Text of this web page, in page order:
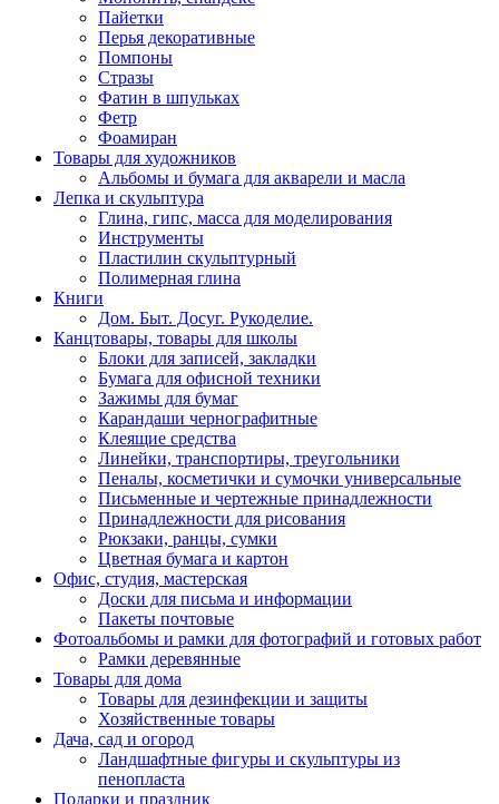
Пайетки
Перья декоративные
Помпоны
Стразы
Фатин в шпульках
Фетр
Фоамиран
Товары для художников
Альбомы и бумага для акварели и масла
Лепка и скульптура
Глина, гипс, масса для моделирования
Инструменты
Пластилин скульптурный
Полимерная глина
Книги
Дом. Быт. Досуг. Рукоделие.
Канцтовары, товары для школы
Блоки для записей, закладки
Бумага для офисной техники
Зажимы для бумаг
Карандаши чернографитные
Клеящие средства
Линейки, транспортиры, треугольники
Пеналы, косметички и сумочки универсальные
Письменные и чертежные принадлежности
Принадлежности для рисования
Рюкзаки, ранцы, сумки
Цветная бумага и картон
Офис, студия, мастерская
Доски для письма и информации
Пакеты почтовые
Фотоальбомы и рамки для фотографий и готовых работ
Рамки деревянные
Товары для дома
Товары для дезинфекции и защиты
Хозяйственные товары
Дача, сад и огород
Ландшафтные фигуры и скульптуры из
пенопласта
Подарки и праздник